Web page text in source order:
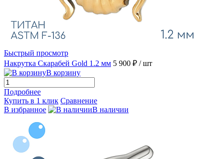
Быстрый просмотр
Накрутка Скарабей Gold 1.2 мм 5 900 ₽ / шт
В корзину
Подробнее
Купить в 1 клик Сравнение
В избранное
В наличии